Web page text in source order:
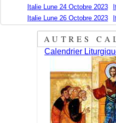
Italie Lune 24 Octobre 2023
Italie Lune 26 Octobre 2023
AUTRES
Calendrier